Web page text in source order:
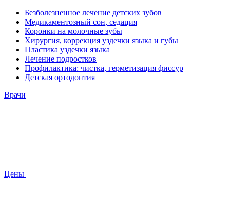
Безболезненное лечение детских зубов
Медикаментозный сон, седация
Коронки на молочные зубы
Хирургия, коррекция уздечки языка и губы
Пластика уздечки языка
Лечение подростков
Профилактика: чистка, герметизация фиссур
Детская ортодонтия
Врачи
Цены